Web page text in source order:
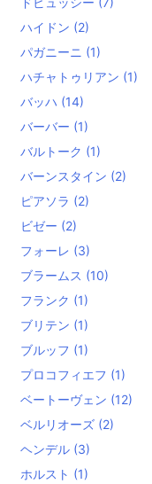
ハイドン (2)
パガニーニ (1)
ハチャトゥリアン (1)
バッハ (14)
バーバー (1)
バルトーク (1)
バーンスタイン (2)
ピアソラ (2)
ビゼー (2)
フォーレ (3)
ブラームス (10)
フランク (1)
ブリテン (1)
ブルッフ (1)
プロコフィエフ (1)
ベートーヴェン (12)
ベルリオーズ (2)
ヘンデル (3)
ホルスト (1)